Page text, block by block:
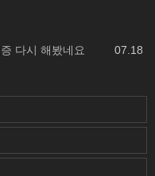
07.18
다시 해봤네요